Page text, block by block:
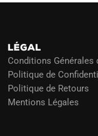
LÉGAL
Conditions Générales
Politique de
Politique de Retours
Mentions Légales